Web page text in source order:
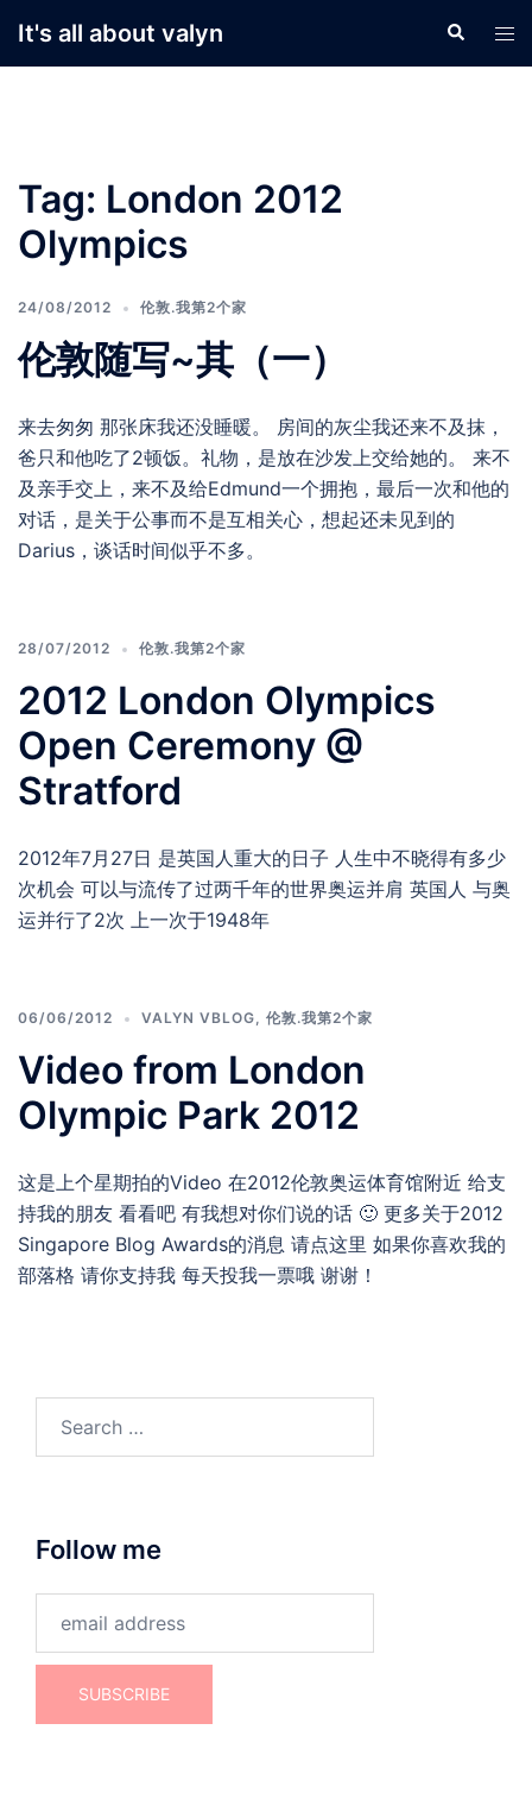
It's all about valyn Search
Tag: London 2012
Olympics
24/08/2012 伦敦.我第2个家
伦敦随写~其（一）
来去匆匆 那张床我还没睡暖。 房间的灰尘我还来不及抹，
爸只和他吃了2顿饭。礼物，是放在沙发上交给她的。 来不
及亲手交上，来不及给Edmund一个拥抱，最后一次和他的
对话，是关于公事而不是互相关心，想起还未见到的
Darius，谈话时间似乎不多。
28/07/2012 伦敦.我第2个家
2012 London Olympics
Open Ceremony @
Stratford
2012年7月27日 是英国人重大的日子 人生中不晓得有多少
次机会 可以与流传了过两千年的世界奥运并肩 英国人 与奥
运并行了2次 上一次于1948年
06/06/2012 VALYN VBLOG, 伦敦.我第2个家
Video from London
Olympic Park 2012
这是上个星期拍的Video 在2012伦敦奥运体育馆附近 给支
持我的朋友 看看吧 有我想对你们说的话 🙂 更多关于2012
Singapore Blog Awards的消息 请点这里 如果你喜欢我的
部落格 请你支持我 每天投我一票哦 谢谢！
Follow me